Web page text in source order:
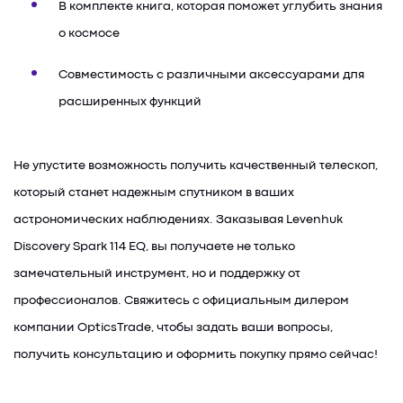
В комплекте книга, которая поможет углубить знания
о космосе
Совместимость с различными аксессуарами для
расширенных функций
Не упустите возможность получить качественный телескоп,
который станет надежным спутником в ваших
астрономических наблюдениях. Заказывая Levenhuk
Discovery Spark 114 EQ, вы получаете не только
замечательный инструмент, но и поддержку от
профессионалов. Свяжитесь с официальным дилером
компании OpticsTrade, чтобы задать ваши вопросы,
получить консультацию и оформить покупку прямо сейчас!